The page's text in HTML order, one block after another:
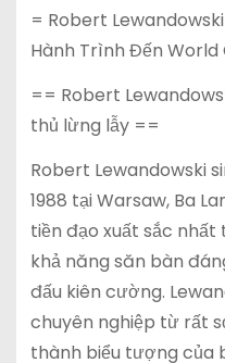
= Robert
Hành Trình Đến World
== Robert
thủ lừng lẫy ==
Robert Lewandowski
1988 tại Warsaw, Ba
tiền đạo xuất sắc
khả năng săn bàn
đấu kiên cường.
chuyên nghiệp từ rất
thành biểu tượng của